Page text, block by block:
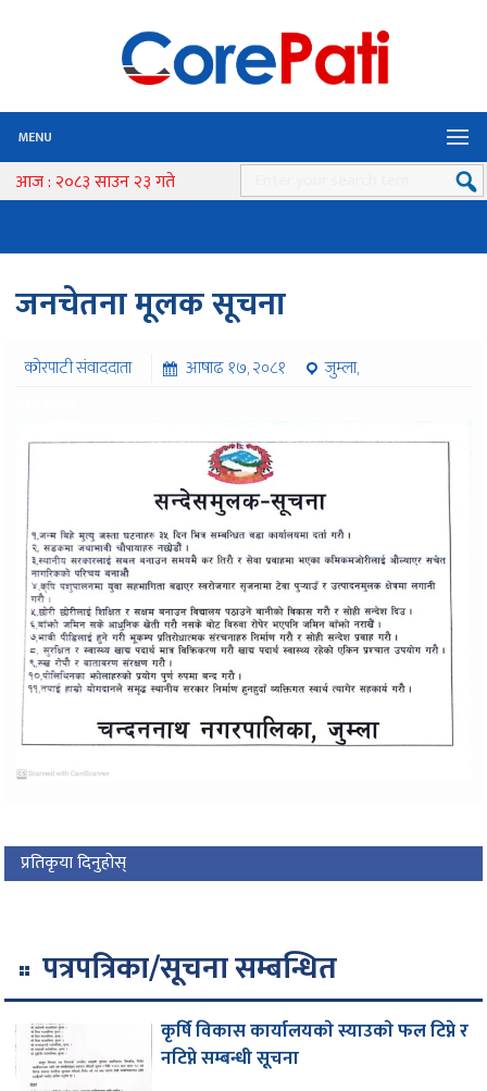
MENU
आज : २०८३ साउन २३ गते
जनचेतना मूलक सूचना
कोरपाटी संवाददाता आषाढ १७, २०८१
जुम्ला,
प्रतिकृया दिनुहोस्
पत्रपत्रिका/सूचना सम्बन्धित
कृर्षि विकास कार्यालयकाे स्याउकाे फल टिप्ने र
नटिप्ने सम्बन्धी सूचना